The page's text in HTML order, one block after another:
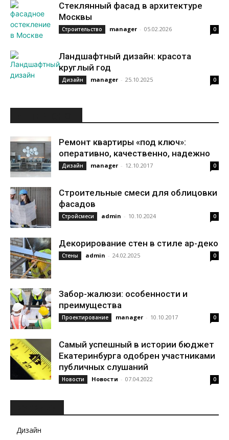
Стеклянный фасад в архитектуре
Москвы
Строительство manager - 05.02.2026 0
Ландшафтный дизайн: красота
круглый год
Дизайн manager - 25.10.2025 0
Ремонт квартиры «под ключ»:
оперативно, качественно, надежно
Дизайн manager - 12.10.2017 0
Строительные смеси для облицовки
фасадов
Стройсмеси admin - 10.10.2024 0
Декорирование стен в стиле ар-деко
Стены admin - 24.02.2025 0
Забор-жалюзи: особенности и
преимущества
Проектирование manager - 10.10.2017 0
Самый успешный в истории бюджет
Екатеринбурга одобрен участниками
публичных слушаний
Новости Новости - 07.04.2022 0
Дизайн